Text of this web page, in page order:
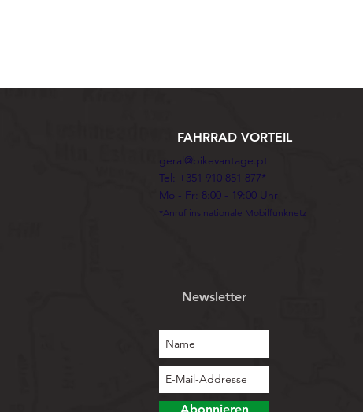
FAHRRAD VORTEIL
geral@bikevantage.pt
Tel: +351 910 851 877*
Mo - Fr: 8:00 - 19:00 Uhr
*Anruf ins nationale Mobilfunknetz
Newsletter